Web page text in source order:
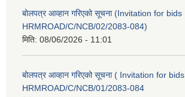
बोलपत्र आव्हान गरिएको सूचना (Invitation for bids
HRMROAD/C/NCB/02/2083-084)
मिति: 08/06/2026 - 11:01
बोलपत्र आव्हान गरिएको सूचना ( Invitation for bids
HRMROAD/C/NCB/01/2083-084